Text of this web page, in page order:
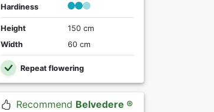
Hardiness
Height
150 cm
Width
60 cm
Repeat flowering
Recommend Belvedere ®